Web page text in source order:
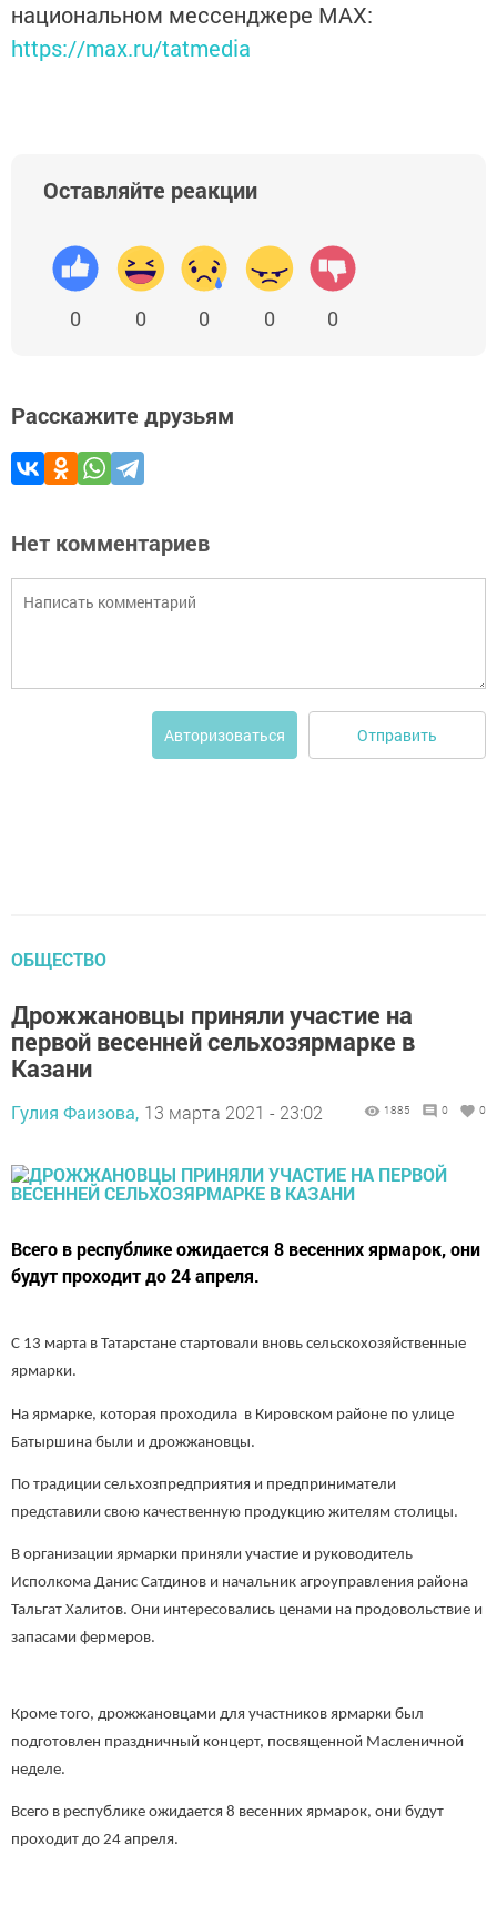
национальном мессенджере MАХ:
https://max.ru/tatmedia
Оставляйте реакции
0 0 0 0 0
Расскажите друзьям
Нет комментариев
Авторизоваться Отправить
ОБЩЕСТВО
Дрожжановцы приняли участие на
первой весенней сельхозярмарке в
Казани
Гулия Фаизова, 13 марта 2021 - 23:02 1885 0 0
Всего в республике ожидается 8 весенних ярмарок, они
будут проходит до 24 апреля.
С 13 марта в Татарстане стартовали вновь сельскохозяйственные
ярмарки.
На ярмарке, которая проходила в Кировском районе по улице
Батыршина были и дрожжановцы.
По традиции сельхозпредприятия и предприниматели
представили свою качественную продукцию жителям столицы.
В организации ярмарки приняли участие и руководитель
Исполкома Данис Сатдинов и начальник агроуправления района
Тальгат Халитов. Они интересовались ценами на продовольствие и
запасами фермеров.
Кроме того, дрожжановцами для участников ярмарки был
подготовлен праздничный концерт, посвященной Масленичной
неделе.
Всего в республике ожидается 8 весенних ярмарок, они будут
проходит до 24 апреля.